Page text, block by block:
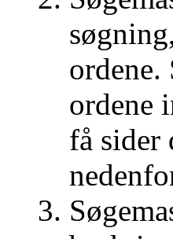
ordene
få sider